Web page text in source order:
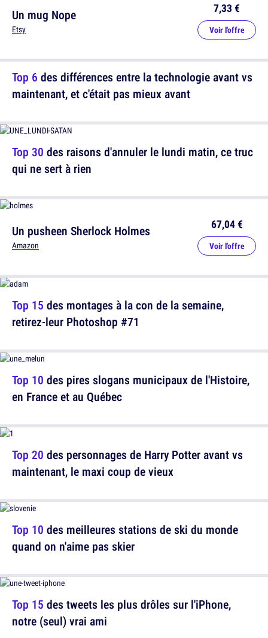
Un mug Nope
Etsy
7,33 €
Voir l'offre
Top 30 des raisons d'annuler le lundi matin, ce truc
qui ne sert à rien
Top 15 des montages à la con de la semaine,
retirez-leur Photoshop #71
Top 20 des personnages de Harry Potter avant vs
maintenant, le maxi coup de vieux
Top 15 des tweets les plus drôles sur l'iPhone,
notre (seul) vrai ami
Top 6 des différences entre la technologie avant vs
maintenant, et c'était pas mieux avant
Un pusheen Sherlock Holmes
Amazon
67,04 €
Voir l'offre
Top 10 des pires slogans municipaux de l'Histoire,
en France et au Québec
Top 10 des meilleures stations de ski du monde
quand on n'aime pas skier